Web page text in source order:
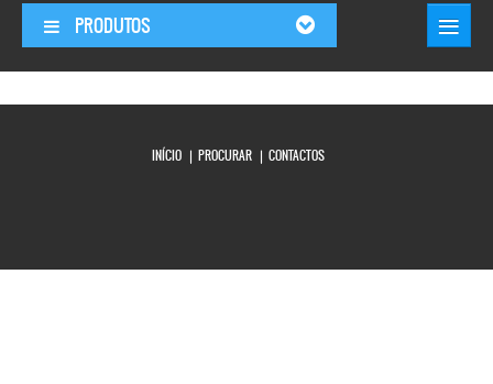
PRODUTOS ≡
Copyright MAXXmarketing Webdesigner GmbH
INÍCIO PROCURAR CONTACTOS